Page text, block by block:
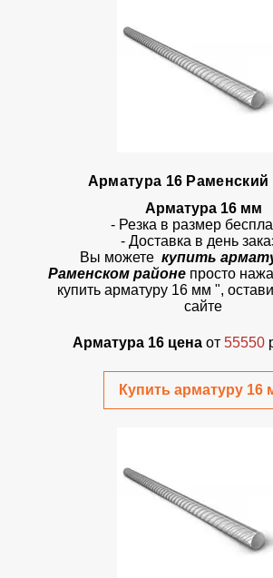
Арматура 16 Раменский
Арматура 16 мм
- Резка в размер
- Доставка в день
Вы можете купить
Раменском районе просто
купить арматуру 16 мм ",
сайте
Арматура 16 цена от 55550
Купить арматуру 16